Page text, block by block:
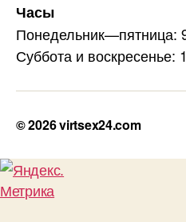
Часы
Понедельник—пятница:
Суббота и воскресенье:
© 2026virtsex24.com